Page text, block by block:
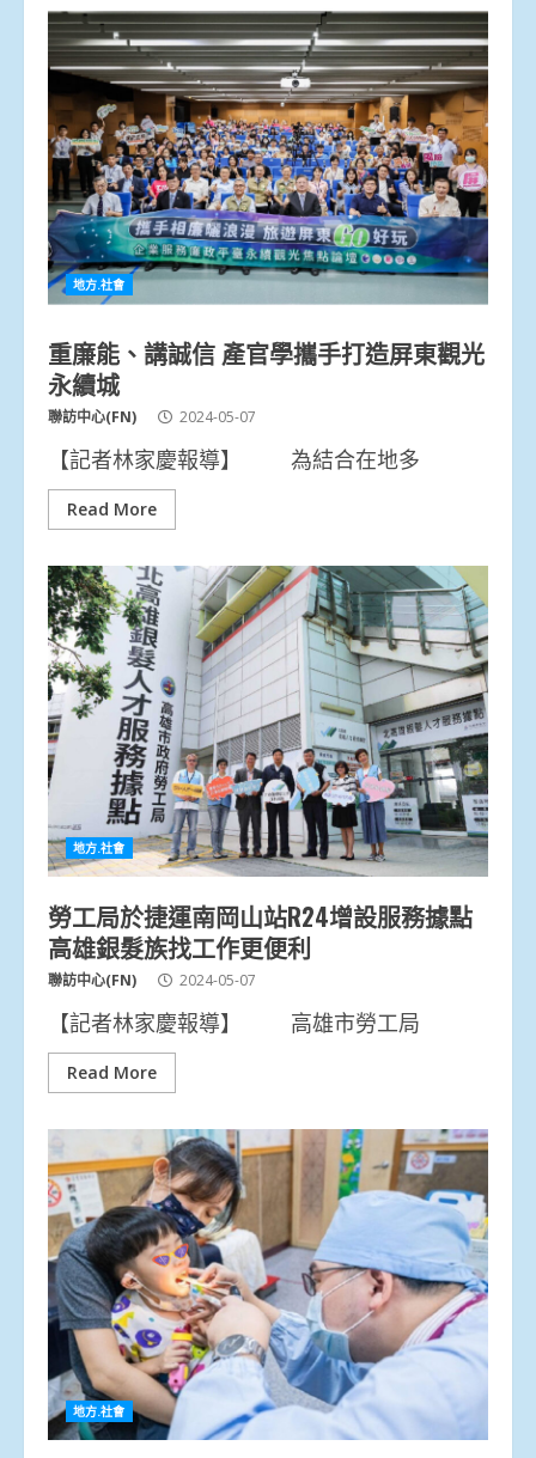
地方.社會
重廉能、講誠信 產官學攜手打造屏東觀光
永續城
聯訪中心(FN) 2024-05-07
【記者林家慶報導】 為結合在地多
Read More
地方.社會
勞工局於捷運南岡山站R24增設服務據點
高雄銀髮族找工作更便利
聯訪中心(FN) 2024-05-07
【記者林家慶報導】 高雄市勞工局
Read More
地方.社會